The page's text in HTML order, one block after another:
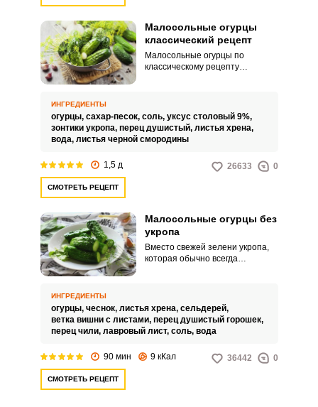
Малосольные огурцы
классический рецепт
Малосольные огурцы по
классическому рецепту
рассолом, состав которого
достаточно простой: вода, уксус,
сахарный песок, соль и
горошины перца.
ИНГРЕДИЕНТЫ
огурцы, сахар-песок, соль, уксус столовый 9%,
зонтики укропа, перец душистый, листья хрена,
вода, листья черной смородины
1,5 д 26633 0
СМОТРЕТЬ РЕЦЕПТ
Малосольные огурцы без
укропа
Вместо свежей зелени укропа,
которая обычно всегда
зонтичного растения, а можно и
вовсе обойтись без укропа: вкус
выйдет у малосольных
огурчиков вроде бы и тот, к
совсем. Непременно
ИНГРЕДИЕНТЫ
огурцы, чеснок, листья хрена, сельдерей,
ветка вишни с листами, перец душистый горошек,
перец чили, лавровый лист, соль, вода
90 мин 9 кКал 36442 0
СМОТРЕТЬ РЕЦЕПТ